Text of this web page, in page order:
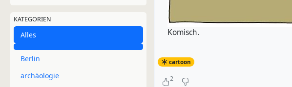
KATEGORIEN
Alles
Berlin
archäologie
Komisch.
cartoon
2